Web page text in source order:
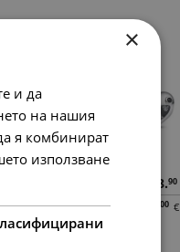
00 €
48.90
40. 00 €
×
и да
на нашия
я комбинират
използване